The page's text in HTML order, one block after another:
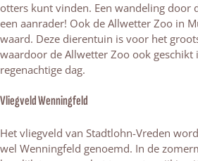
otters kunt vinden. Een wandeling door
een aanrader! Ook de Allwetter Zoo in
waard. Deze dierentuin is voor het
waardoor de Allwetter Zoo ook geschikt
regenachtige dag.
Vliegveld Wenningfeld
Het vliegveld van Stadtlohn-Vreden
wel Wenningfeld genoemd. In de